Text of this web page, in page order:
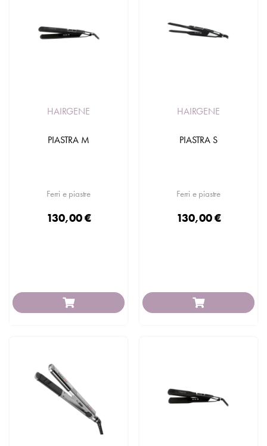
HAIRGENE
PIASTRA M
Ferri e piastre
130,00 €
HAIRGENE
PIASTRA S
Ferri e piastre
130,00 €